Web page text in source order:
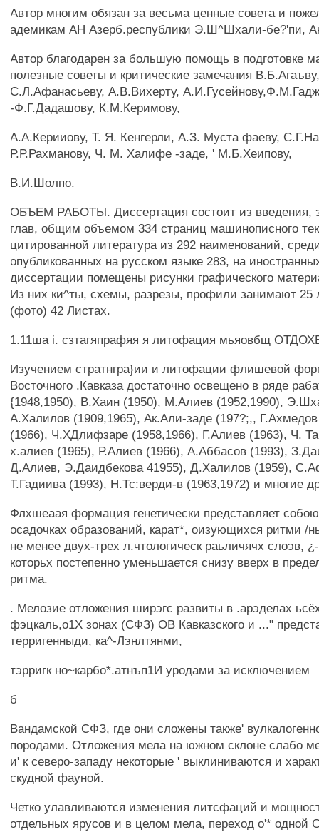
Автор многим обязан за весьма ценные совета и
адемикам АН Азерб.республики Э.Ш^Шхали-бе?'пи,
Автор благодарен за большую помощь в подготовке
полезные советы и критические замечания
С.Л.Афанасьеву, А.В.Вихерту,
-Ф.Г.Дадашову, К.М.Керимову,
A.А.Керииову, Т. Я. Кенгерли, А.З. Муста фаеву,
Р.Р.Рахманову, Ч. М. Халифе -заде, ' М.Б.Хеипову,
B.И.Шолпо.
ОБЪЕМ РАБОТЫ. Диссертация состоит из введения,
глав, общим объемом 334 страниц машинописного
цитированной литература из 292 наименований,
опубликованных на русском языке 283, на
диссертации помещены рисунки графического
Из них ки^ты, схемы, разрезы, профили занимают 25
(фото) 42 Листах.
1.11ша i. сзтагяпрафяя я литофация мьяовбщ
Изучением стратнгра}ии и литофации флишевой
Восточного .Кавказа достаточно освещено в ряде
{1948,1950), В.Хаин (1950), М.Алиев (1952,1990),
А.Халилов (1909,1965), Ак.Али-заде (197?;,,
(1966), Ч.ХДлифзаре (1958,1966), Г.Алиев (1963), Ч.
х.алиев (1965), Р.Алиев (1966), А.Аббасов (1993),
Д.Алиев, Э.Даидбекова 41955), Д.Халилов (1959),
Т.Гадиива (1993), Н.Тс:верди-в (1963,1972) и многие
Флхшеаая формация генетически представляет
осадочках образований, карат*, оизующихся ритми /
не менее двух-трех л.чтологическ раьличячх слоэв,
которьх постепенно уменьшается снизу вверх в
ритма.
. Мелозие отложения ширэгс развиты в .арэделах
фэцкаль,о1Х зонах (СФЗ) ОВ Кавказского и ..."
терригенныди, ка^-Лэнлтянми,
тэрригк но~карбо*.атнъп1И уродами за исключением
б
Вандамской СФЗ, где они сложены также'
породами. Отложения мела на южном склоне слабо
и' к северо-западу некоторые ' выклиниваются и
скудной фауной.
Четко улавливаются изменения литсфаций и
отдельных ярусов и в целом мела, переход о'* одной